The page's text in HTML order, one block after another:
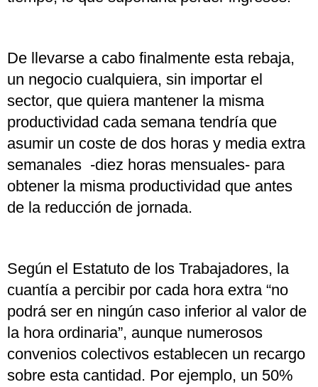
De llevarse a cabo finalmente esta rebaja,
un negocio cualquiera, sin importar el
sector, que quiera mantener la misma
productividad cada semana tendría que
asumir un coste de dos horas y media extra
semanales -diez horas mensuales- para
obtener la misma productividad que antes
de la reducción de jornada.
Según el Estatuto de los Trabajadores, la
cuantía a percibir por cada hora extra “no
podrá ser en ningún caso inferior al valor de
la hora ordinaria”, aunque numerosos
convenios colectivos establecen un recargo
sobre esta cantidad. Por ejemplo, un 50%